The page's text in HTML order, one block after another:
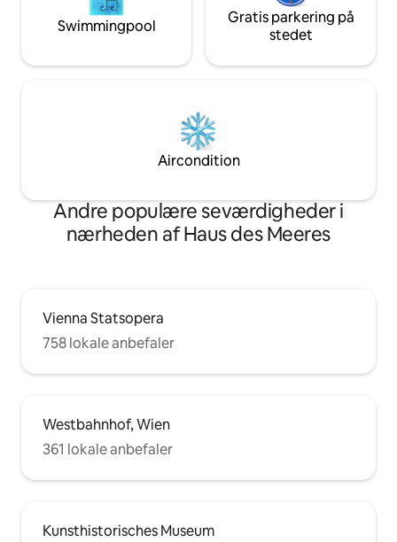
modenabolag. I nærheden er der
museer, historiske bygninger,
Gå til centrum på 20 minutter. Sporvogn
undergrundsbanerne U2 og U3. En
anden station på U3 er kun få minutter
væk - i den store shoppinggade
Swimmingpool
Gratis parkering på
stedet
Aircondition
Andre populære seværdigheder i
nærheden af Haus des Meeres
Vienna Statsopera
758 lokale anbefaler
Westbahnhof, Wien
361 lokale anbefaler
Kunsthistorisches Museum